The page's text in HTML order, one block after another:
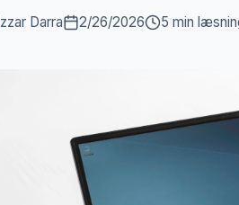
Darra 2/26/2026 5 min